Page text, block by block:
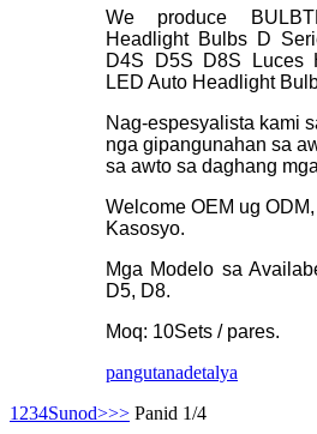
We produce
Headlight Bulbs D
D4S D5S D8S Luces
LED Auto Headlight
Nag-espesyalista kami
nga gipangunahan sa
sa awto sa daghang
Welcome OEM ug
Kasosyo.
Mga Modelo sa
D5, D8.
Moq: 10Sets / pares.
pangutanadetalya
1 234Sunod>>> Panid 1/4